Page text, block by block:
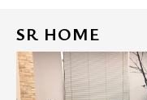
SR HOME